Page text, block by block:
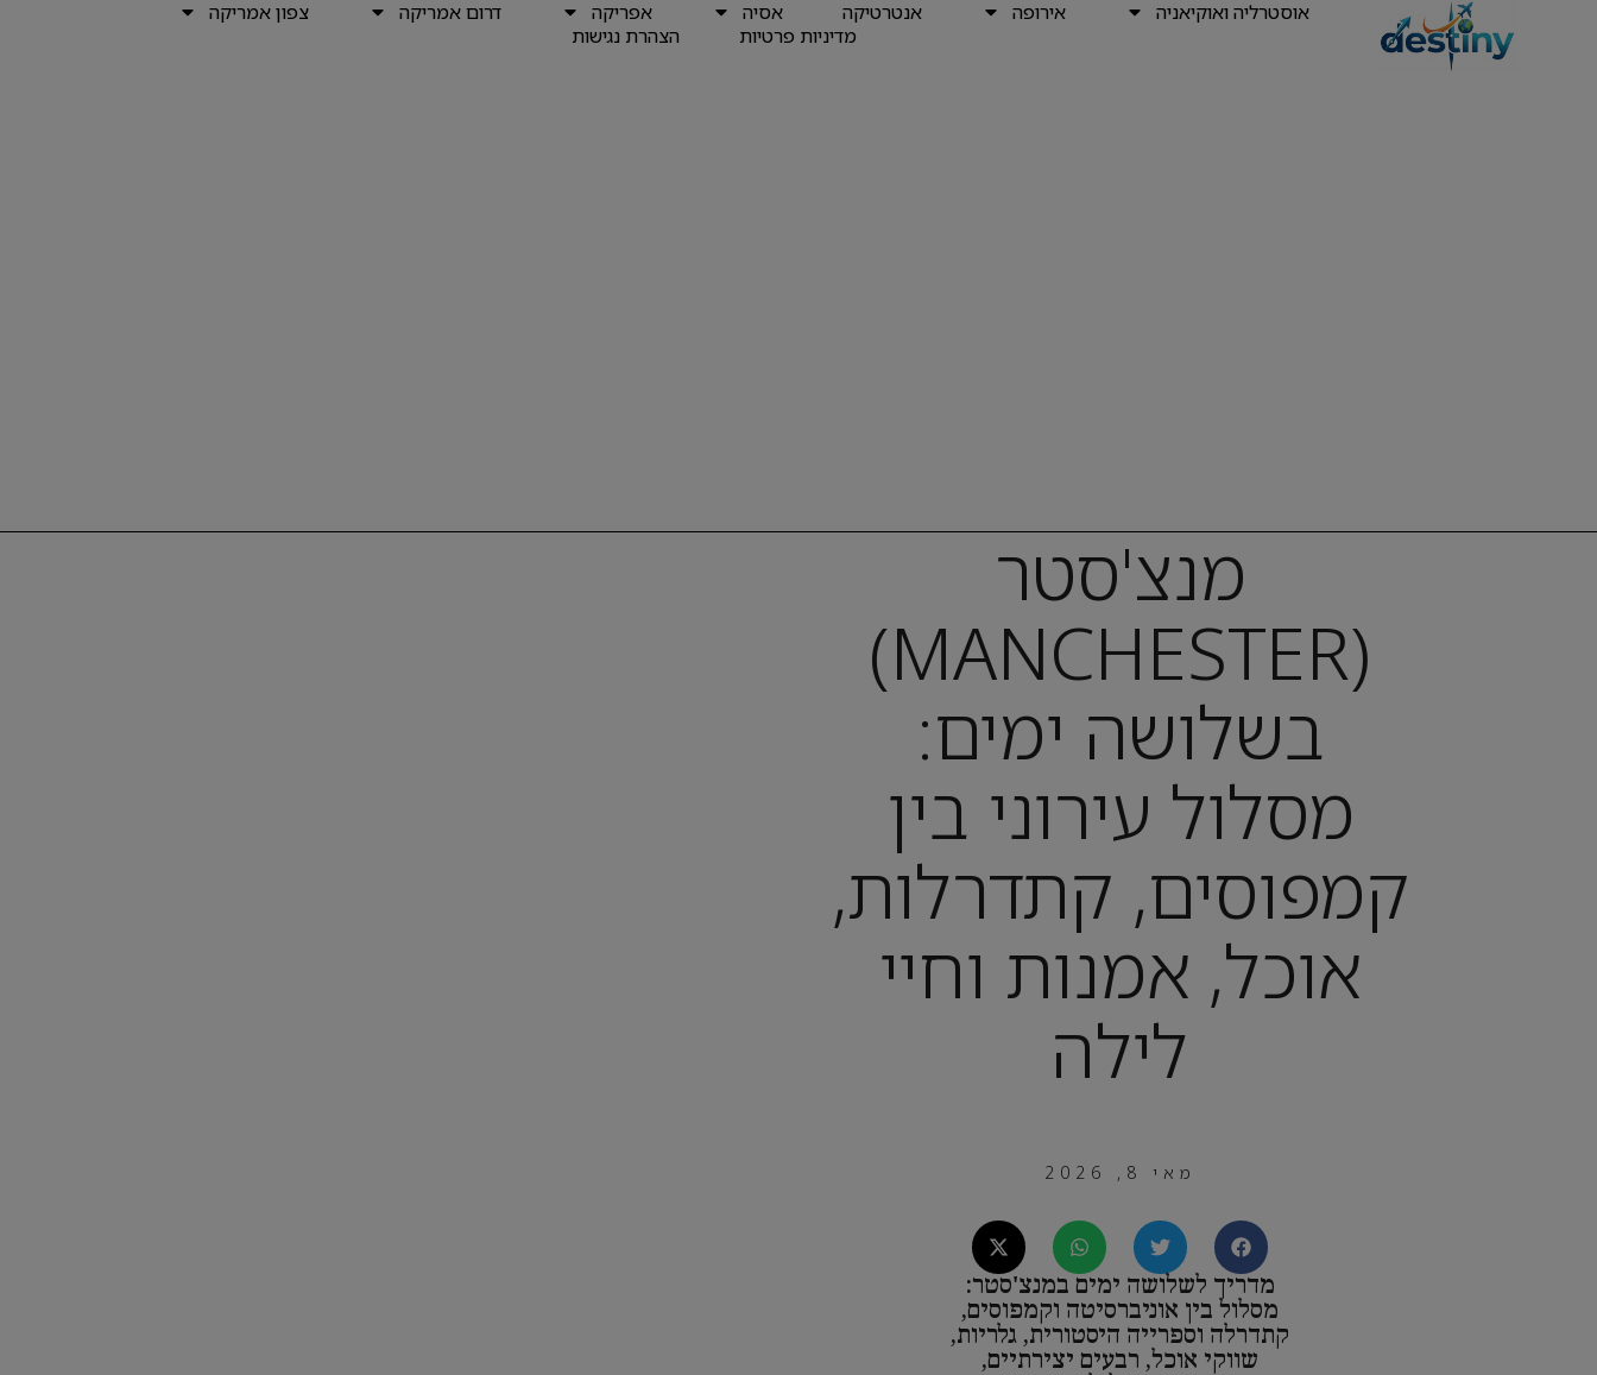
אוסטרליה ואוקיאניה אירופה אנטרטיקה אסיה אפריקה דרום אמריקה
צפון אמריקה
מדיניות פרטיות
הצהרת נגישות
מנצ'סטר
(MANCHESTER)
בשלושה ימים:
מסלול עירוני בין
קמפוסים, קתדרלות,
אוכל, אמנות וחיי
לילה
מאי 8, 2026
מדריך לשלושה ימים במנצ'סטר:
מסלול בין אוניברסיטה וקמפוסים,
קתדרלה וספרייה היסטורית, גלריות,
שווקי אוכל, רבעים יצירתיים,